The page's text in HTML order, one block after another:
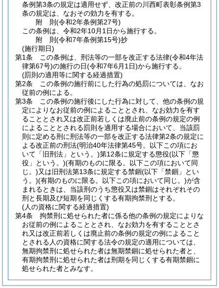
条例第3条の規定は適用せず、改正前の川西町表彰条例第3
条の規定は、なおその効力を有する。
附 則(令和2年条例第27号)
この条例は、令和2年10月1日から施行する。
附 則(令和7年条例第15号)抄
(施行期日)
第1条
この条例は、刑法等の一部を改正する法律(令和4年法
律第67号)の施行の日(令和7年6月1日)から施行する。
(罰則の適用等に関する経過措置)
第2条
この条例の施行前にした行為の処罰については、なお
従前の例による。
第3条
この条例の施行後にした行為に対して、他の条例の規
定によりなお従前の例によることとされ、なお効力を有す
ることとされ又は改正前若しくは廃止前の条例の規定の例
によることとされる罰則を適用する場合において、当該罰
則に定める刑に刑法等の一部を改正する法律第2条の規定に
よる改正前の刑法(明治40年法律第45号。以下この項にお
いて「旧刑法」という。)第12条に規定する懲役(以下「懲
役」という。)(有期のものに限る。以下この項において同
じ。)又は旧刑法第13条に規定する禁錮(以下「禁錮」とい
う。)(有期のものに限る。以下この項において同じ。)が含
まれるときは、当該刑のうち懲役又は禁錮はそれぞれその
刑と長期及び短期を同じくする有期拘禁刑とする。
(人の資格に関する経過措置)
第4条
拘禁刑に処せられた者に係る他の条例の規定によりな
お従前の例によることとされ、なお効力を有することとさ
れ又は改正前若しくは廃止前の条例の規定の例によること
とされる人の資格に関する法令の規定の適用については、
無期拘禁刑に処せられた者は無期禁錮に処せられた者と、
有期拘禁刑に処せられた者は刑期を同じくする有期禁錮に
処せられた者とみなす。